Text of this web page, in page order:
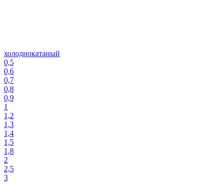
холоднокатаный
0,5
0,6
0,7
0,8
0,9
1
1,2
1,3
1,4
1,5
1,8
2
2,5
3